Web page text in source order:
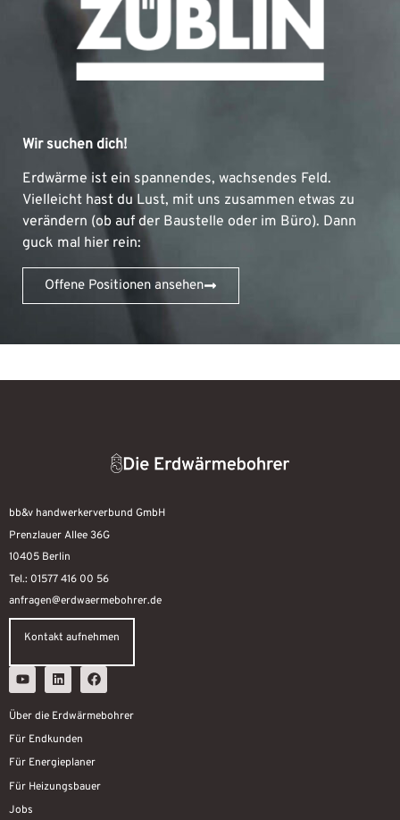
Wir suchen dich!
Erdwärme ist ein spannendes, wachsendes Feld.
Vielleicht hast du Lust, mit uns zusammen etwas zu
verändern (ob auf der Baustelle oder im Büro). Dann
guck mal hier rein:
Offene Positionen ansehen
bb&v handwerkerverbund GmbH
Prenzlauer Allee 36G
10405 Berlin
Tel.: 01577 416 00 56
anfragen@erdwaermebohrer.de
Kontakt aufnehmen
Über die Erdwärmebohrer
Für Endkunden
Für Energieplaner
Für Heizungsbauer
Jobs